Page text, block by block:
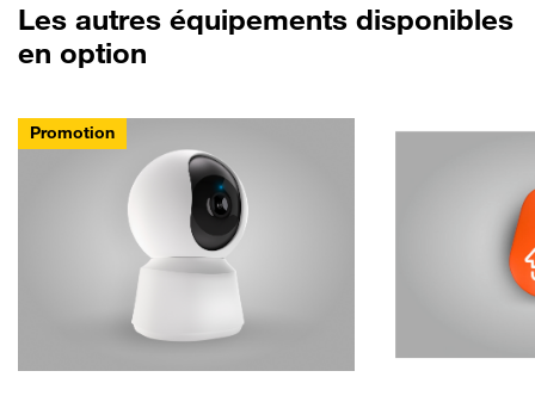
Les autres équipements disponibles
en option
Promotion